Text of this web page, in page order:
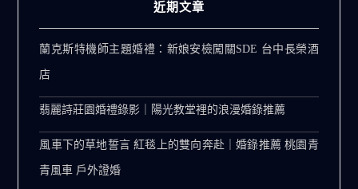
近期文章
蘭克斯特機師主題婚禮：新娘安檢闖關SDE 台中長榮酒
店
翡麗詩莊園婚禮錄影｜陽光教堂裡的浪漫婚錄推薦
風車下的草地誓言 紅毯上的雙向奔赴｜婚錄推薦 桃園青
青風車 戶外證婚